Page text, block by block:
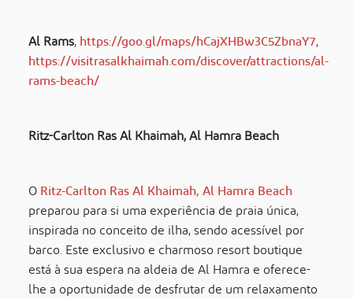
Al Rams,https://goo.gl/maps/hCajXHBw3C5ZbnaY7,
https://visitrasalkhaimah.com/discover/attractions/al-
rams-beach/
Ritz-Carlton Ras Al Khaimah, Al Hamra Beach
ORitz-Carlton Ras Al Khaimah, Al Hamra Beach
preparou para si uma experiência de praia única,
inspirada no conceito de ilha, sendo acessível por
barco. Este exclusivo e charmoso resort boutique
está à sua espera na aldeia de Al Hamra e oferece-
lhe a oportunidade de desfrutar de um relaxamento